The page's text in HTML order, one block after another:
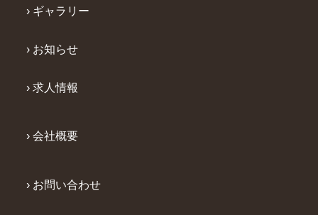
› ギャラリー
› お知らせ
› 求人情報
› 会社概要
› お問い合わせ